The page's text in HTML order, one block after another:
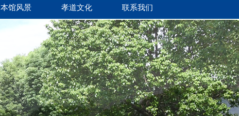
本馆风景 孝道文化 联系我们